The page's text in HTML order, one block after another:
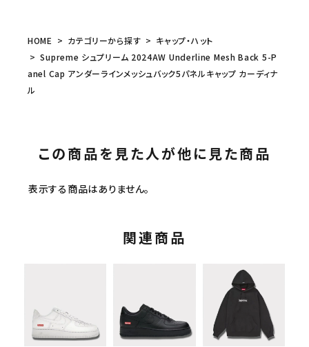
HOME カテゴリーから探す
キャップ・ハット
Supreme シュプリーム 2024AW Underline Mesh Back 5-P
anel Cap アンダーラインメッシュバック5パネルキャップ カーディナ
ル
この商品を見た人が他に見た商品
表示する商品はありません。
関連商品